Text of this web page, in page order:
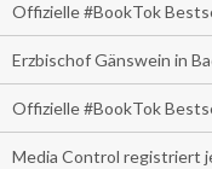
Offizielle #BookTok
Erzbischof Gänswein in
Offizielle #BookTok
Media Control registriert